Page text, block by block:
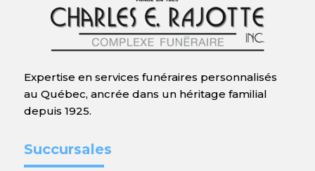
Expertise en services funéraires personnalisés
au Québec, ancrée dans un héritage familial
depuis 1925.
Succursales